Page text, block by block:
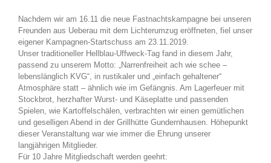
Nachdem wir am 16.11 die neue Fastnachtskampagne bei unseren
Freunden aus Ueberau mit dem Lichterumzug eröffneten, fiel unser
eigener Kampagnen-Startschuss am 23.11.2019.
Unser traditioneller Hellblau-Uffweck-Tag fand in diesem Jahr,
passend zu unserem Motto: „Narrenfreiheit ach wie schee –
lebenslänglich KVG“, in rustikaler und „einfach gehaltener“
Atmosphäre statt – ähnlich wie im Gefängnis. Am Lagerfeuer mit
Stockbrot, herzhafter Wurst- und Käseplatte und passenden
Spielen, wie Kartoffelschälen, verbrachten wir einen gemütlichen
und geselligen Abend in der Grillhütte Gundernhausen. Höhepunkt
dieser Veranstaltung war wie immer die Ehrung unserer
langjährigen Mitglieder.
Für 10 Jahre Mitgliedschaft werden geehrt: